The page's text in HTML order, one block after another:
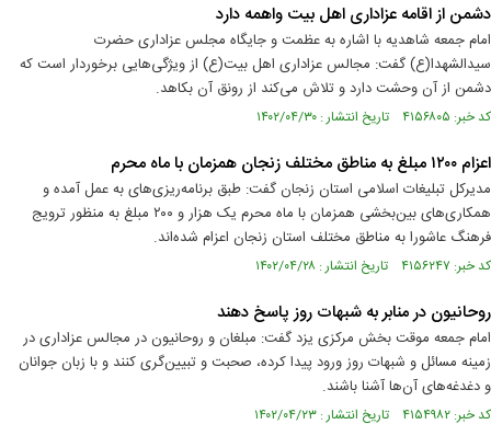
دشمن از اقامه عزاداری اهل بیت واهمه دارد
امام جمعه شاهدیه با اشاره به عظمت و جایگاه مجلس عزاداری حضرت
سیدالشهدا(ع) گفت: مجالس عزاداری اهل بیت(ع) از ویژگی‌هایی برخوردار است که
دشمن از آن وحشت دارد و تلاش می‌کند از رونق آن بکاهد.
کد خبر: ۴۱۵۶۸۰۵ تاریخ انتشار : ۱۴۰۲/۰۴/۳۰
اعزام ۱۲۰۰ مبلغ به مناطق مختلف زنجان همزمان با ماه محرم
مدیرکل تبلیغات اسلامی استان زنجان گفت: طبق برنامه‌ریزی‌های به عمل آمده و
همکاری‌های بین‌بخشی همزمان با ماه محرم یک هزار و ۲۰۰ مبلغ به منظور ترویج
فرهنگ عاشورا به مناطق مختلف استان زنجان اعزام شده‌اند.
کد خبر: ۴۱۵۶۲۴۷ تاریخ انتشار : ۱۴۰۲/۰۴/۲۸
روحانیون در منابر به شبهات روز پاسخ دهند
امام جمعه موقت بخش مرکزی یزد گفت: مبلغان و روحانیون در مجالس عزاداری در
زمینه مسائل و شبهات روز ورود پیدا کرده، صحبت و تبیین‌گری کنند و با زبان جوانان
و دغدغه‌های آن‌ها آشنا باشند.
کد خبر: ۴۱۵۴۹۸۲ تاریخ انتشار : ۱۴۰۲/۰۴/۲۳